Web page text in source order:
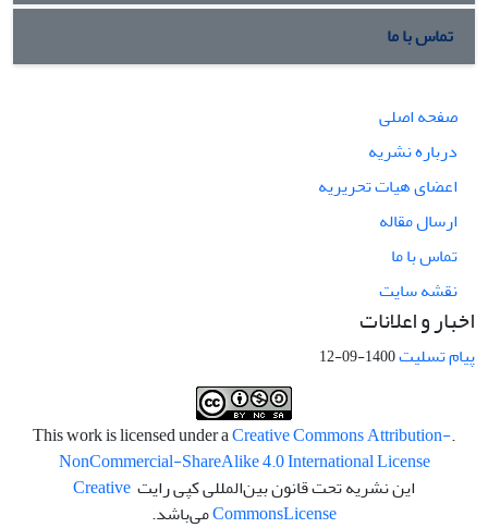
تماس با ما
صفحه اصلی
درباره نشریه
اعضای هیات تحریریه
ارسال مقاله
تماس با ما
نقشه سایت
اخبار و اعلانات
پیام تسلیت1400-09-12
.This work is licensed under a
Creative Commons Attribution-
NonCommercial-ShareAlike 4.0 International License
این نشریه تحت قانون بین‌المللی کپی رایت Creative
CommonsLicense می‌باشد.